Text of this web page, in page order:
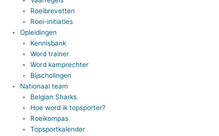
Roeibrevetten
Roei-initiaties
Opleidingen
Kennisbank
Word trainer
Word kamprechter
Bijscholingen
Nationaal team
Belgian Sharks
Hoe word ik topsporter?
Roeikompas
Topsportkalender